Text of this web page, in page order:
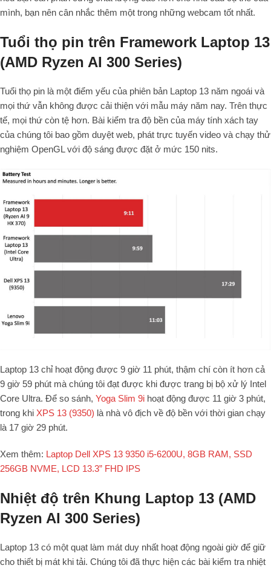
mình, bạn nên cân nhắc thêm một trong những webcam tốt nhất.
Tuổi thọ pin trên Framework Laptop 13
(AMD Ryzen AI 300 Series)
Tuổi thọ pin là một điểm yếu của phiên bản Laptop 13 năm ngoái và
mọi thứ vẫn không được cải thiện với mẫu máy năm nay. Trên thực
tế, mọi thứ còn tệ hơn. Bài kiểm tra độ bền của máy tính xách tay
của chúng tôi bao gồm duyệt web, phát trực tuyến video và chạy thử
nghiệm OpenGL với độ sáng được đặt ở mức 150 nits.
Laptop 13 chỉ hoạt động được 9 giờ 11 phút, thậm chí còn ít hơn cả
9 giờ 59 phút mà chúng tôi đạt được khi được trang bị bộ xử lý Intel
Core Ultra. Để so sánh, Yoga Slim 9i hoạt động được 11 giờ 3 phút,
trong khi XPS 13 (9350) là nhà vô địch về độ bền với thời gian chạy
là 17 giờ 29 phút.
Xem thêm: Laptop Dell XPS 13 9350 i5-6200U, 8GB RAM, SSD
256GB NVME, LCD 13.3” FHD IPS
Nhiệt độ trên Khung Laptop 13 (AMD
Ryzen AI 300 Series)
Laptop 13 có một quạt làm mát duy nhất hoạt động ngoài giờ để giữ
cho thiết bị mát khi tải. Chúng tôi đã thực hiện các bài kiểm tra nhiệt